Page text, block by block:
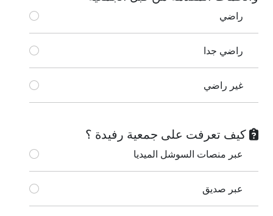
راضي
راضي جدا
غير راضي
كيف تعرفت على جمعية رفيدة ؟
عبر منصات السوشل الميديا
عبر صديق